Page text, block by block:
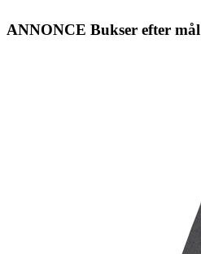
ANNONCE Bukser efter mål